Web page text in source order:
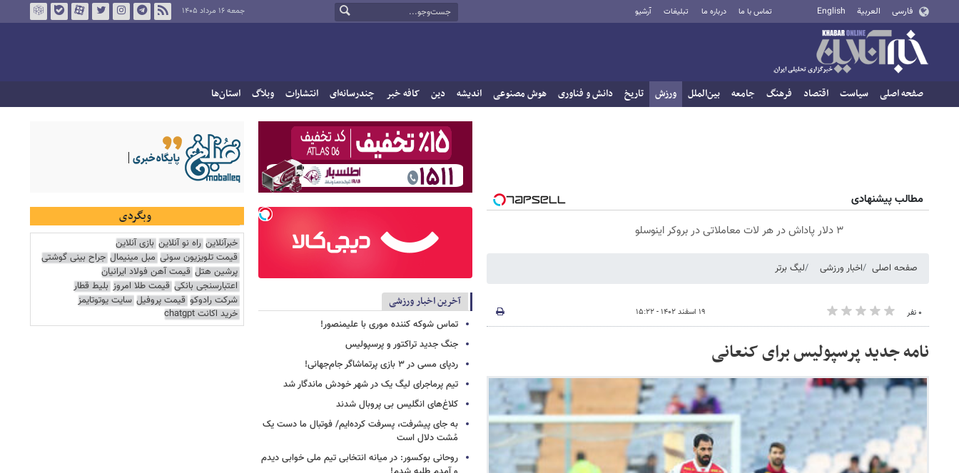
فارسی العربية English تماس با ما درباره ما تبلیغات آرشیو جمعه ۱۶ مرداد ۱۴۰۵
صفحه اصلی سیاست اقتصاد فرهنگ جامعه بین‌الملل ورزش تاریخ دانش و فناوری هوش مصنوعی اندیشه دین کافه خبر چندرسانه‌ای انتشارات وبلاگ استان‌ها
مطالب پیشنهادی
۳ دلار پاداش در هر لات معاملاتی در بروکر اینوسلو
صفحه اصلی اخبار ورزشی لیگ برتر
۰ نفر ۱۹ اسفند ۱۴۰۲ - ۱۵:۲۲
نامه جدید پرسپولیس برای کنعانی
آخرین اخبار ورزشی
تماس شوکه کننده موری با علیمنصور!
جنگ جدید تراکتور و پرسپولیس
ردپای مسی در ۳ بازی پرتماشاگر جام‌جهانی!
تیم پرماجرای لیگ یک در شهر خودش ماندگار شد
کلاغ‌های انگلیس بی پروبال شدند
به جای پیشرفت، پسرفت کرده‌ایم/ فوتبال ما دست یک
مُشت دلال است
روحانی بوکسور: در میانه انتخابی تیم ملی خوابی دیدم
وبگردی
خبرآنلاین راه نو آنلاین بازی آنلاین
قیمت تلویزیون سونی مبل مینیمال جراح بینی گوشتی
پرشین هتل قیمت آهن فولاد ایرانیان
اعتبارسنجی بانکی قیمت طلا امروز بلیط قطار
شرکت رادوکو قیمت پروفیل سایت یوتوتایمز
خرید اکانت chatgpt